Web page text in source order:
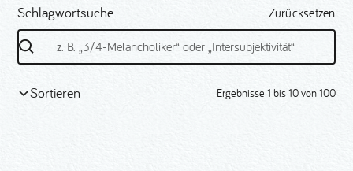
Schlagwortsuche Zurücksetzen
Sortieren Ergebnisse 1 bis10von100